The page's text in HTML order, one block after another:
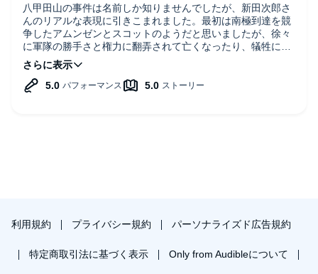
八甲田山の事件は名前しか知りませんでしたが、新田次郎さ
んのリアルな表現に引きこまれました。最初は南極到達を競
争したアムンゼンとスコットのようだと思いましたが、徐々
に軍隊の勝手さと権力に翻弄されて亡くなったり、犠牲にな
った方々に気持ちが向きました。新田さん、よく書いてくだ
さったと思います。
利用規約 プライバシー規約 パーソナライズド広告規約
特定商取引法に基づく表示 Only from Audibleについて